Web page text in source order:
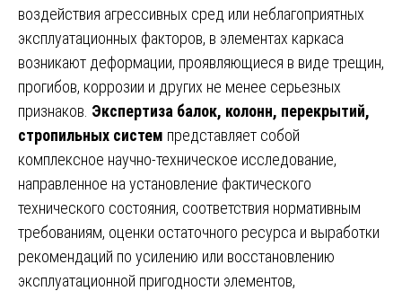
воздействия агрессивных сред или неблагоприятных
эксплуатационных факторов, в элементах каркаса
возникают деформации, проявляющиеся в виде трещин,
прогибов, коррозии и других не менее серьезных
признаков. Экспертиза балок, колонн, перекрытий,
стропильных систем представляет собой
комплексное научно-техническое исследование,
направленное на установление фактического
технического состояния, соответствия нормативным
требованиям, оценки остаточного ресурса и выработки
рекомендаций по усилению или восстановлению
эксплуатационной пригодности элементов,